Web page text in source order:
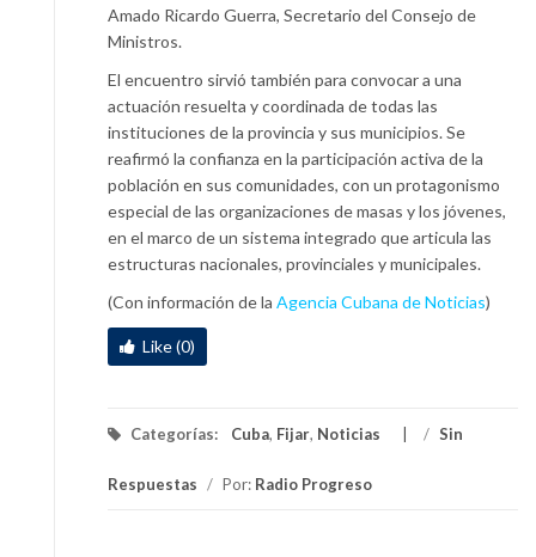
Amado Ricardo Guerra, Secretario del Consejo de
Ministros.
El encuentro sirvió también para convocar a una
actuación resuelta y coordinada de todas las
instituciones de la provincia y sus municipios. Se
reafirmó la confianza en la participación activa de la
población en sus comunidades, con un protagonismo
especial de las organizaciones de masas y los jóvenes,
en el marco de un sistema integrado que articula las
estructuras nacionales, provinciales y municipales.
(Con información de la Agencia Cubana de Noticias)
Like (0)
Categorías: Cuba, Fijar, Noticias / Sin
Respuestas / Por: Radio Progreso